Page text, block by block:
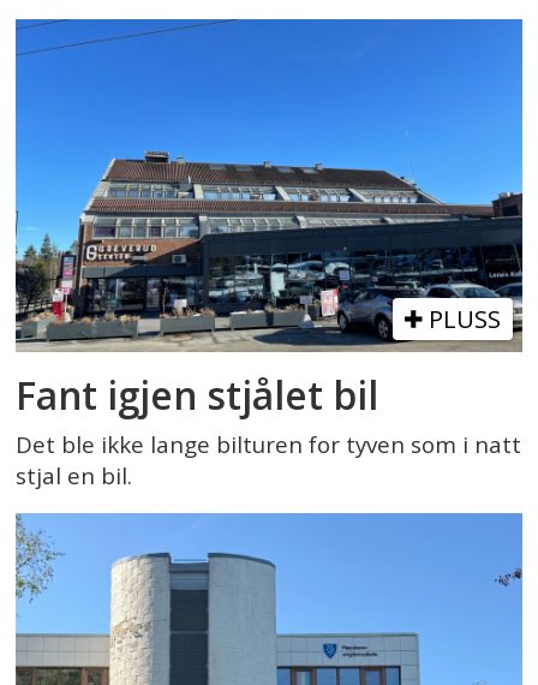
PLUSS
Fant igjen stjålet bil
Det ble ikke lange bilturen for tyven som i natt
stjal en bil.